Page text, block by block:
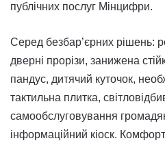
публічних послуг Мінцифри.
Серед безбар’єрних рішень:
дверні прорізи, занижена
пандус, дитячий куточок,
тактильна плитка,
самообслуговування
інформаційний кіоск.